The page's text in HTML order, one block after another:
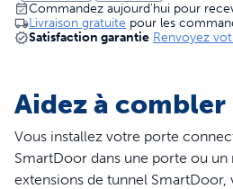
Commandez aujourd'hui pour
Livraison gratuite pour les
Satisfaction garantie Renvoyez
Aidez à combler
Vous installez votre porte
SmartDoor dans une porte ou un
extensions de tunnel SmartDoor,